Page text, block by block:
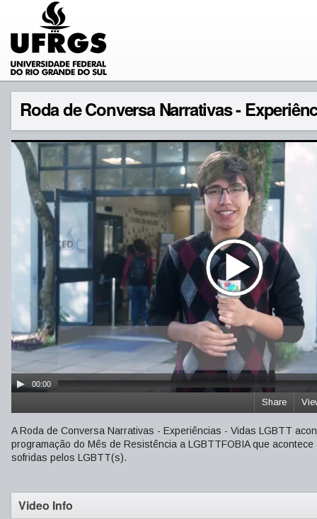
Roda de Conversa Narrativas -
00:00
Share
A Roda de Conversa Narrativas - Experiências - Vidas LGBTT
programação do Mês de Resistência a LGBTTFOBIA que
sofridas pelos LGBTT(s).
Video Info